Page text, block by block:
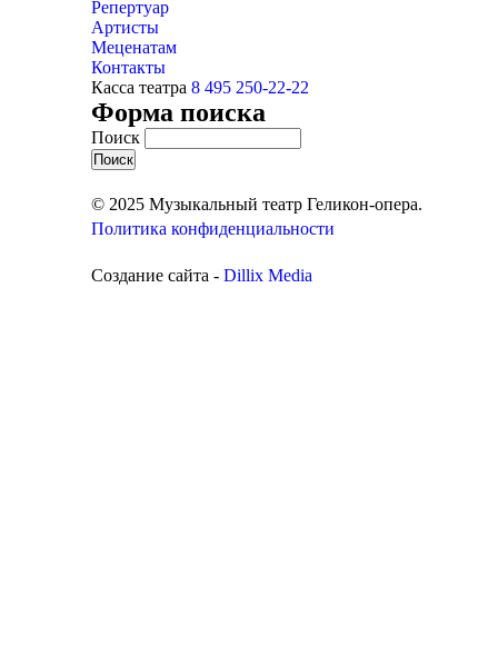
Репертуар
Артисты
Меценатам
Контакты
Касса театра 8 495 250-22-22
Форма поиска
Поиск
© 2025 Музыкальный театр Геликон-опера.
Политика конфиденциальности
Создание сайта - Dillix Media